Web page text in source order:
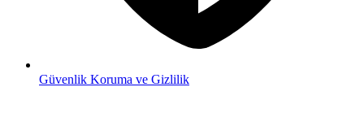
Güvenlik Koruma ve Gizlilik